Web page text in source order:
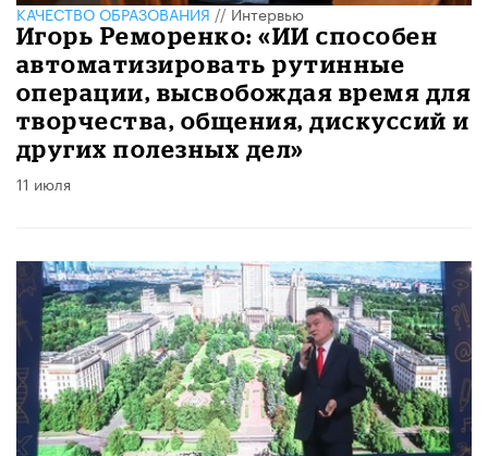
КАЧЕСТВО ОБРАЗОВАНИЯ//Интервью
Игорь Реморенко: «ИИ способен
автоматизировать рутинные
операции, высвобождая время для
творчества, общения, дискуссий и
других полезных дел»
11 июля